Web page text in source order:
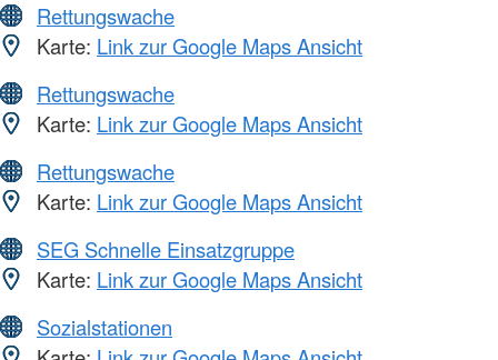
Rettungswache
Karte: Link zur Google Maps Ansicht
Rettungswache
Karte: Link zur Google Maps Ansicht
Rettungswache
Karte: Link zur Google Maps Ansicht
SEG Schnelle Einsatzgruppe
Karte: Link zur Google Maps Ansicht
Sozialstationen